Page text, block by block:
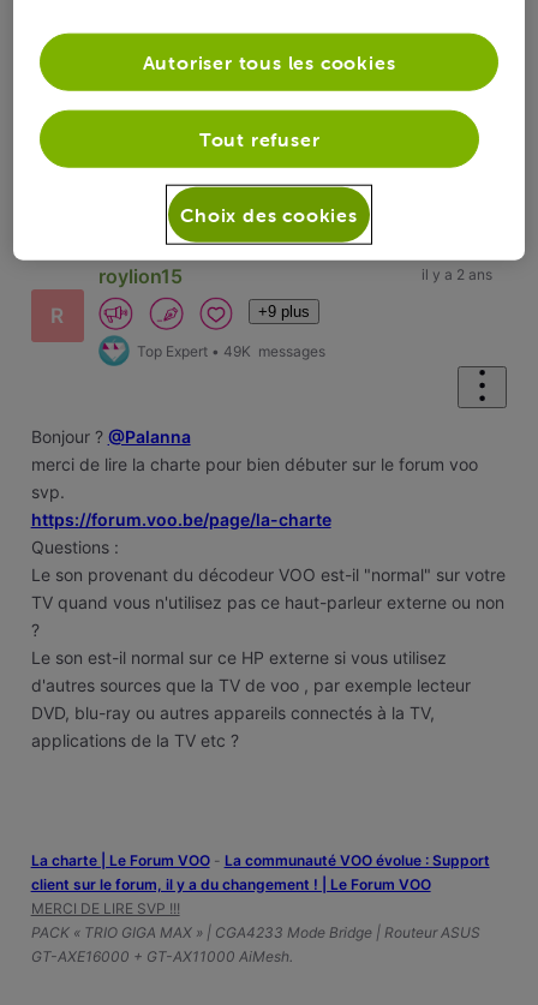
Réponses
Oldest First
Selected
First
R
roylion15
+9 plus
Top Expert • 49K messages
il y a 2 ans
Bonjour ? @Palanna
merci de lire la charte pour bien débuter sur le forum voo
svp.
https://forum.voo.be/page/la-charte
Questions :
Le son provenant du décodeur VOO est-il "normal" sur votre
TV quand vous n'utilisez pas ce haut-parleur externe ou non
?
Le son est-il normal sur ce HP externe si vous utilisez
d'autres sources que la TV de voo , par exemple lecteur
DVD, blu-ray ou autres appareils connectés à la TV,
applications de la TV etc ?
La charte | Le Forum VOO- ‎La communauté VOO évolue : Support
client sur le forum, il y a du changement ! | Le Forum VOO
MERCI DE LIRE SVP !!!
PACK « TRIO GIGA MAX » | CGA4233 Mode Bridge | Routeur ASUS
GT-AXE16000 + GT-AX11000 AiMesh.
Tout refuser
Autoriser tous les cookies
Choix des cookies